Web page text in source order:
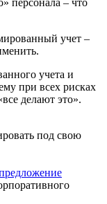
учет –
учета и
при всех рисках
делают это».
под свою